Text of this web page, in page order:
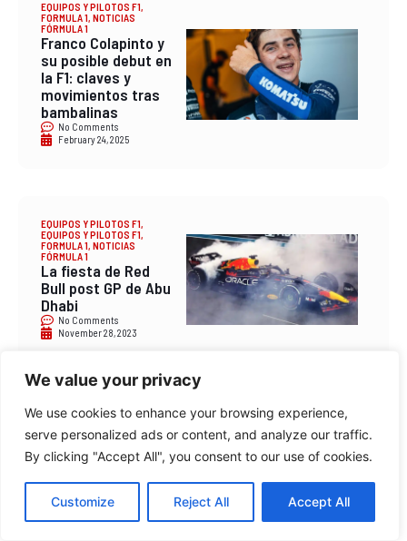
We value your privacy
We use cookies to enhance your browsing experience,
serve personalized ads or content, and analyze our traffic.
By clicking "Accept All", you consent to our use of cookies.
Customize Reject All Accept All
EQUIPOS Y PILOTOS F1,
FORMULA 1, NOTICIAS
FÓRMULA 1
Franco Colapinto y
su posible debut en
la F1: claves y
movimientos tras
bambalinas
No Comments
February 24, 2025
EQUIPOS Y PILOTOS F1,
EQUIPOS Y PILOTOS F1,
FORMULA 1, NOTICIAS
FÓRMULA 1
La fiesta de Red
Bull post GP de Abu
Dhabi
No Comments
November 28, 2023
VER FÚTBOL
[2018] Ver FC
Barcelona – Real
Madrid en directo,
online gratis y en
vivo